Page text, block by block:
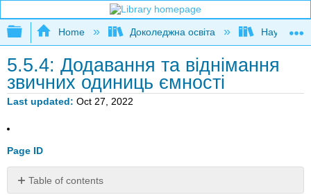
Expand/collapse global hierarchy
Home Доколеджна освіта Наука і
5.5.4: Додавання та віднімання
звичних одиниць ємності
Last updated Oct 27, 2022
Page ID
Table of contents